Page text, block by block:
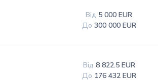
Від 5 000 EUR
До 300 000 EUR
Від 8 822.5 EUR
До 176 432 EUR